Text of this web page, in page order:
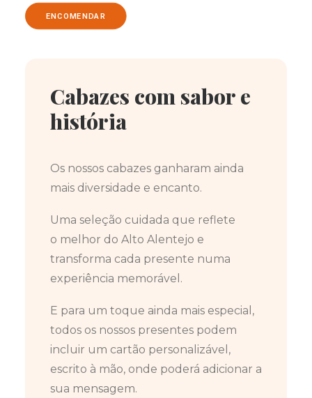
ENCOMENDAR
Cabazes com sabor e
história
Os nossos cabazes ganharam ainda
mais diversidade e encanto.
Uma seleção cuidada que reflete
o melhor do Alto Alentejo e
transforma cada presente numa
experiência memorável.
E para um toque ainda mais especial,
todos os nossos presentes podem
incluir um cartão personalizável,
escrito à mão, onde poderá adicionar a
sua mensagem.